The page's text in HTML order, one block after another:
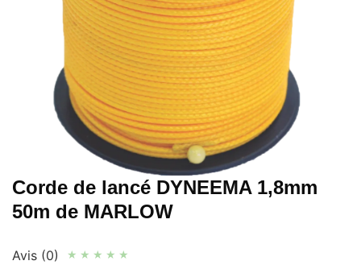
Corde de lancé DYNEEMA 1,8mm
50m de MARLOW
Avis (0) ★ ★ ★ ★ ★